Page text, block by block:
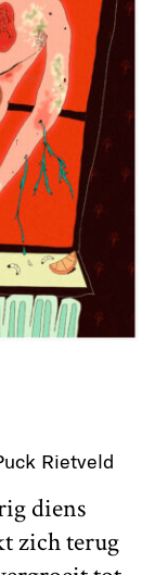
Rietveld
diens
zich terug